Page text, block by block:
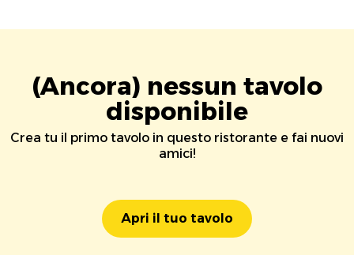
(Ancora) nessun tavolo
disponibile
Crea tu il primo tavolo in questo ristorante e fai nuovi
amici!
Apri il tuo tavolo